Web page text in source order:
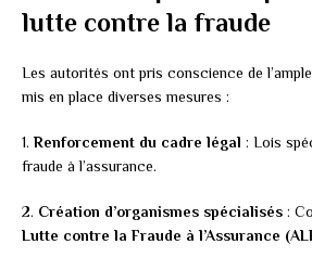
lutte contre la fraude
Les autorités ont pris conscience de
mis en place diverses mesures :
1.Renforcement du cadre légal : Lois
fraude à l’assurance.
2. Création d’organismes spécialisés :
Lutte contre la Fraude à l’Assurance